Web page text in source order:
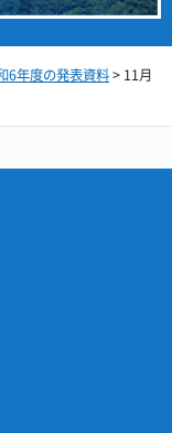
6年度の発表資料> 11月